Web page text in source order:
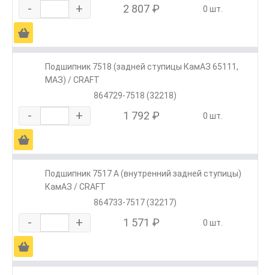
- + 2 807 ₽ 0 шт.
Ä
Подшипник 7518 (задней ступицы КамАЗ 65111,
МАЗ) / CRAFT
864729-7518 (32218)
- + 1 792 ₽ 0 шт.
Ä
Подшипник 7517 А (внутренний задней ступицы)
КамАЗ / CRAFT
864733-7517 (32217)
- + 1 571 ₽ 0 шт.
Ä